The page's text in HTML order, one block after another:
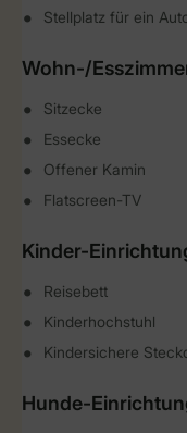
Stellplatz für ein
Wohn-/
Sitzecke
Essecke
Offener Kamin
Flatscreen-TV
Kinder-
Reisebett
Kinderhochstuhl
Kindersichere
Hunde-